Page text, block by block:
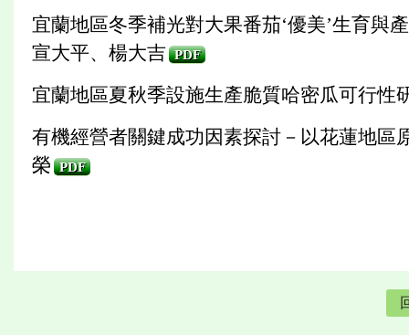
宜蘭地區冬季補光對大果番茄‘優美’生育
宣大平、楊大吉 PDF
宜蘭地區夏秋季設施生產脆質哈密瓜可行
有機經營者關鍵成功因素探討－以花蓮地
榮 PDF